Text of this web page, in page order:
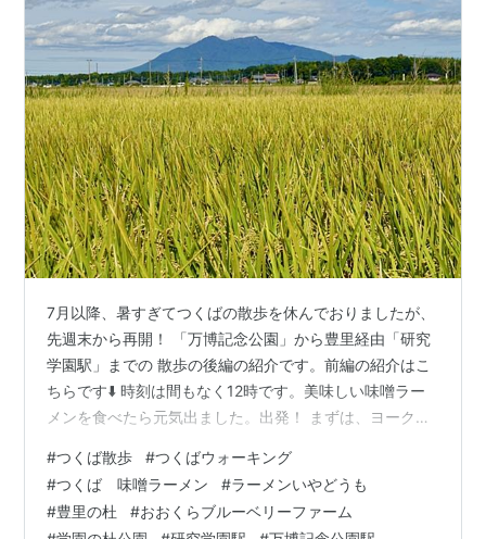
7月以降、暑すぎてつくばの散歩を休んでおりましたが、
先週末から再開！ 「万博記念公園」から豊里経由「研究
学園駅」までの 散歩の後編の紹介です。前編の紹介はこ
ちらです⬇️ 時刻は間もなく12時です。美味しい味噌ラー
メンを食べたら元気出ました。出発！ まずは、ヨークベ
を過ぎたら右折します。この辺はヤブ蚊が多いので注意
⚠️ 「おおくらブルーベリーファーム」を過ぎたら、チン
ゲンサイ栽培のビニールハウス群が。 「豊里の杜」手前
#つくば散歩 #つくばウォーキング
#つくば 味噌ラーメン #ラーメンいやどうも
#豊里の杜 #おおくらブルーベリーファーム